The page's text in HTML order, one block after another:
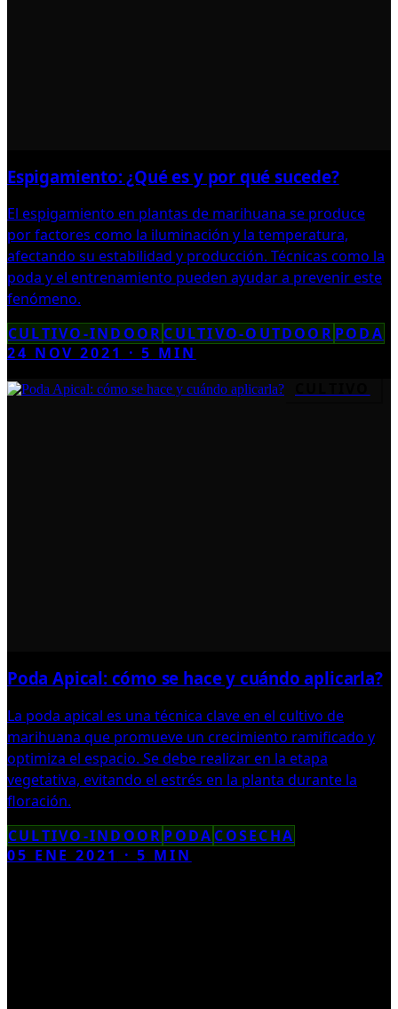
Espigamiento: ¿Qué es y por qué sucede?
El espigamiento en plantas de marihuana se produce
por factores como la iluminación y la temperatura,
afectando su estabilidad y producción. Técnicas como la
poda y el entrenamiento pueden ayudar a prevenir este
fenómeno.
CULTIVO-INDOOR CULTIVO-OUTDOOR PODA
24 NOV 2021 ·5 MIN
Poda Apical: cómo se hace y cuándo aplicarla?
La poda apical es una técnica clave en el cultivo de
marihuana que promueve un crecimiento ramificado y
optimiza el espacio. Se debe realizar en la etapa
vegetativa, evitando el estrés en la planta durante la
floración.
CULTIVO-INDOOR PODA COSECHA
05 ENE 2021 ·5 MIN